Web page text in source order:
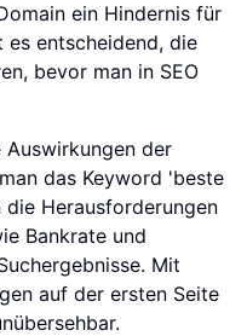
ein Hindernis für
es entscheidend, die
bevor man in SEO
der
das Keyword 'beste
die Herausforderungen
Bankrate und
Mit
auf der ersten Seite